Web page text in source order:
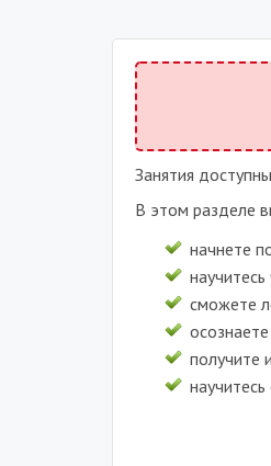
Занятия
В этом разделе
начнете
сможете
получите